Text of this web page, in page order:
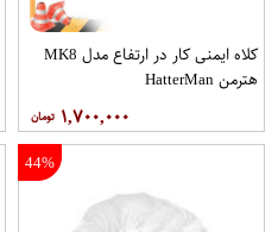
کلاه ایمنی کار در ارتفاع مدل MK8
هترمن HatterMan
۱,۷۰۰,۰۰۰
44%